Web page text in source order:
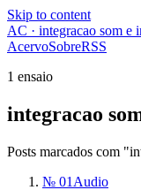
Skip to content
AC · integracao som e
AcervoSobreRSS
1 ensaio
integracao
Posts marcados com
№ 01 Audio